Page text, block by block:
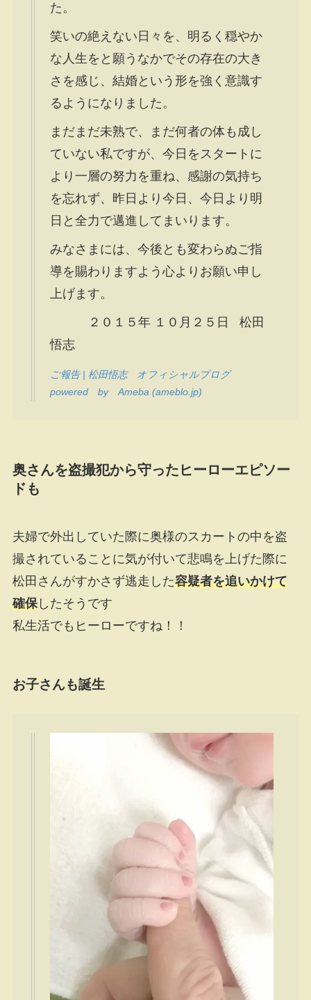
た。
笑いの絶えない日々を、明るく穏やか
な人生をと願うなかでその存在の大き
さを感じ、結婚という形を強く意識す
るようになりました。
まだまだ未熟で、まだ何者の体も成し
ていない私ですが、今日をスタートに
より一層の努力を重ね、感謝の気持ち
を忘れず、昨日より今日、今日より明
日と全力で邁進してまいります。
みなさまには、今後とも変わらぬご指
導を賜わりますよう心よりお願い申し
上げます。
２０１５年 １０月２５日 松田
悟志
ご報告 | 松田悟志 オフィシャルブログ
powered by Ameba (ameblo.jp)
奥さんを盗撮犯から守ったヒーローエピソー
ドも
夫婦で外出していた際に奥様のスカートの中を盗
撮されていることに気が付いて悲鳴を上げた際に
松田さんがすかさず逃走した容疑者を追いかけて
確保したそうです
私生活でもヒーローですね！！
お子さんも誕生